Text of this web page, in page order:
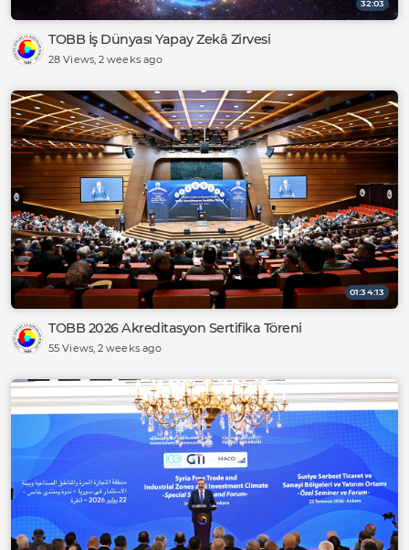
32:03
TOBB İş Dünyası Yapay Zekâ Zirvesi
28 Views, 2 weeks ago
01:34:13
TOBB 2026 Akreditasyon Sertifika Töreni
55 Views, 2 weeks ago